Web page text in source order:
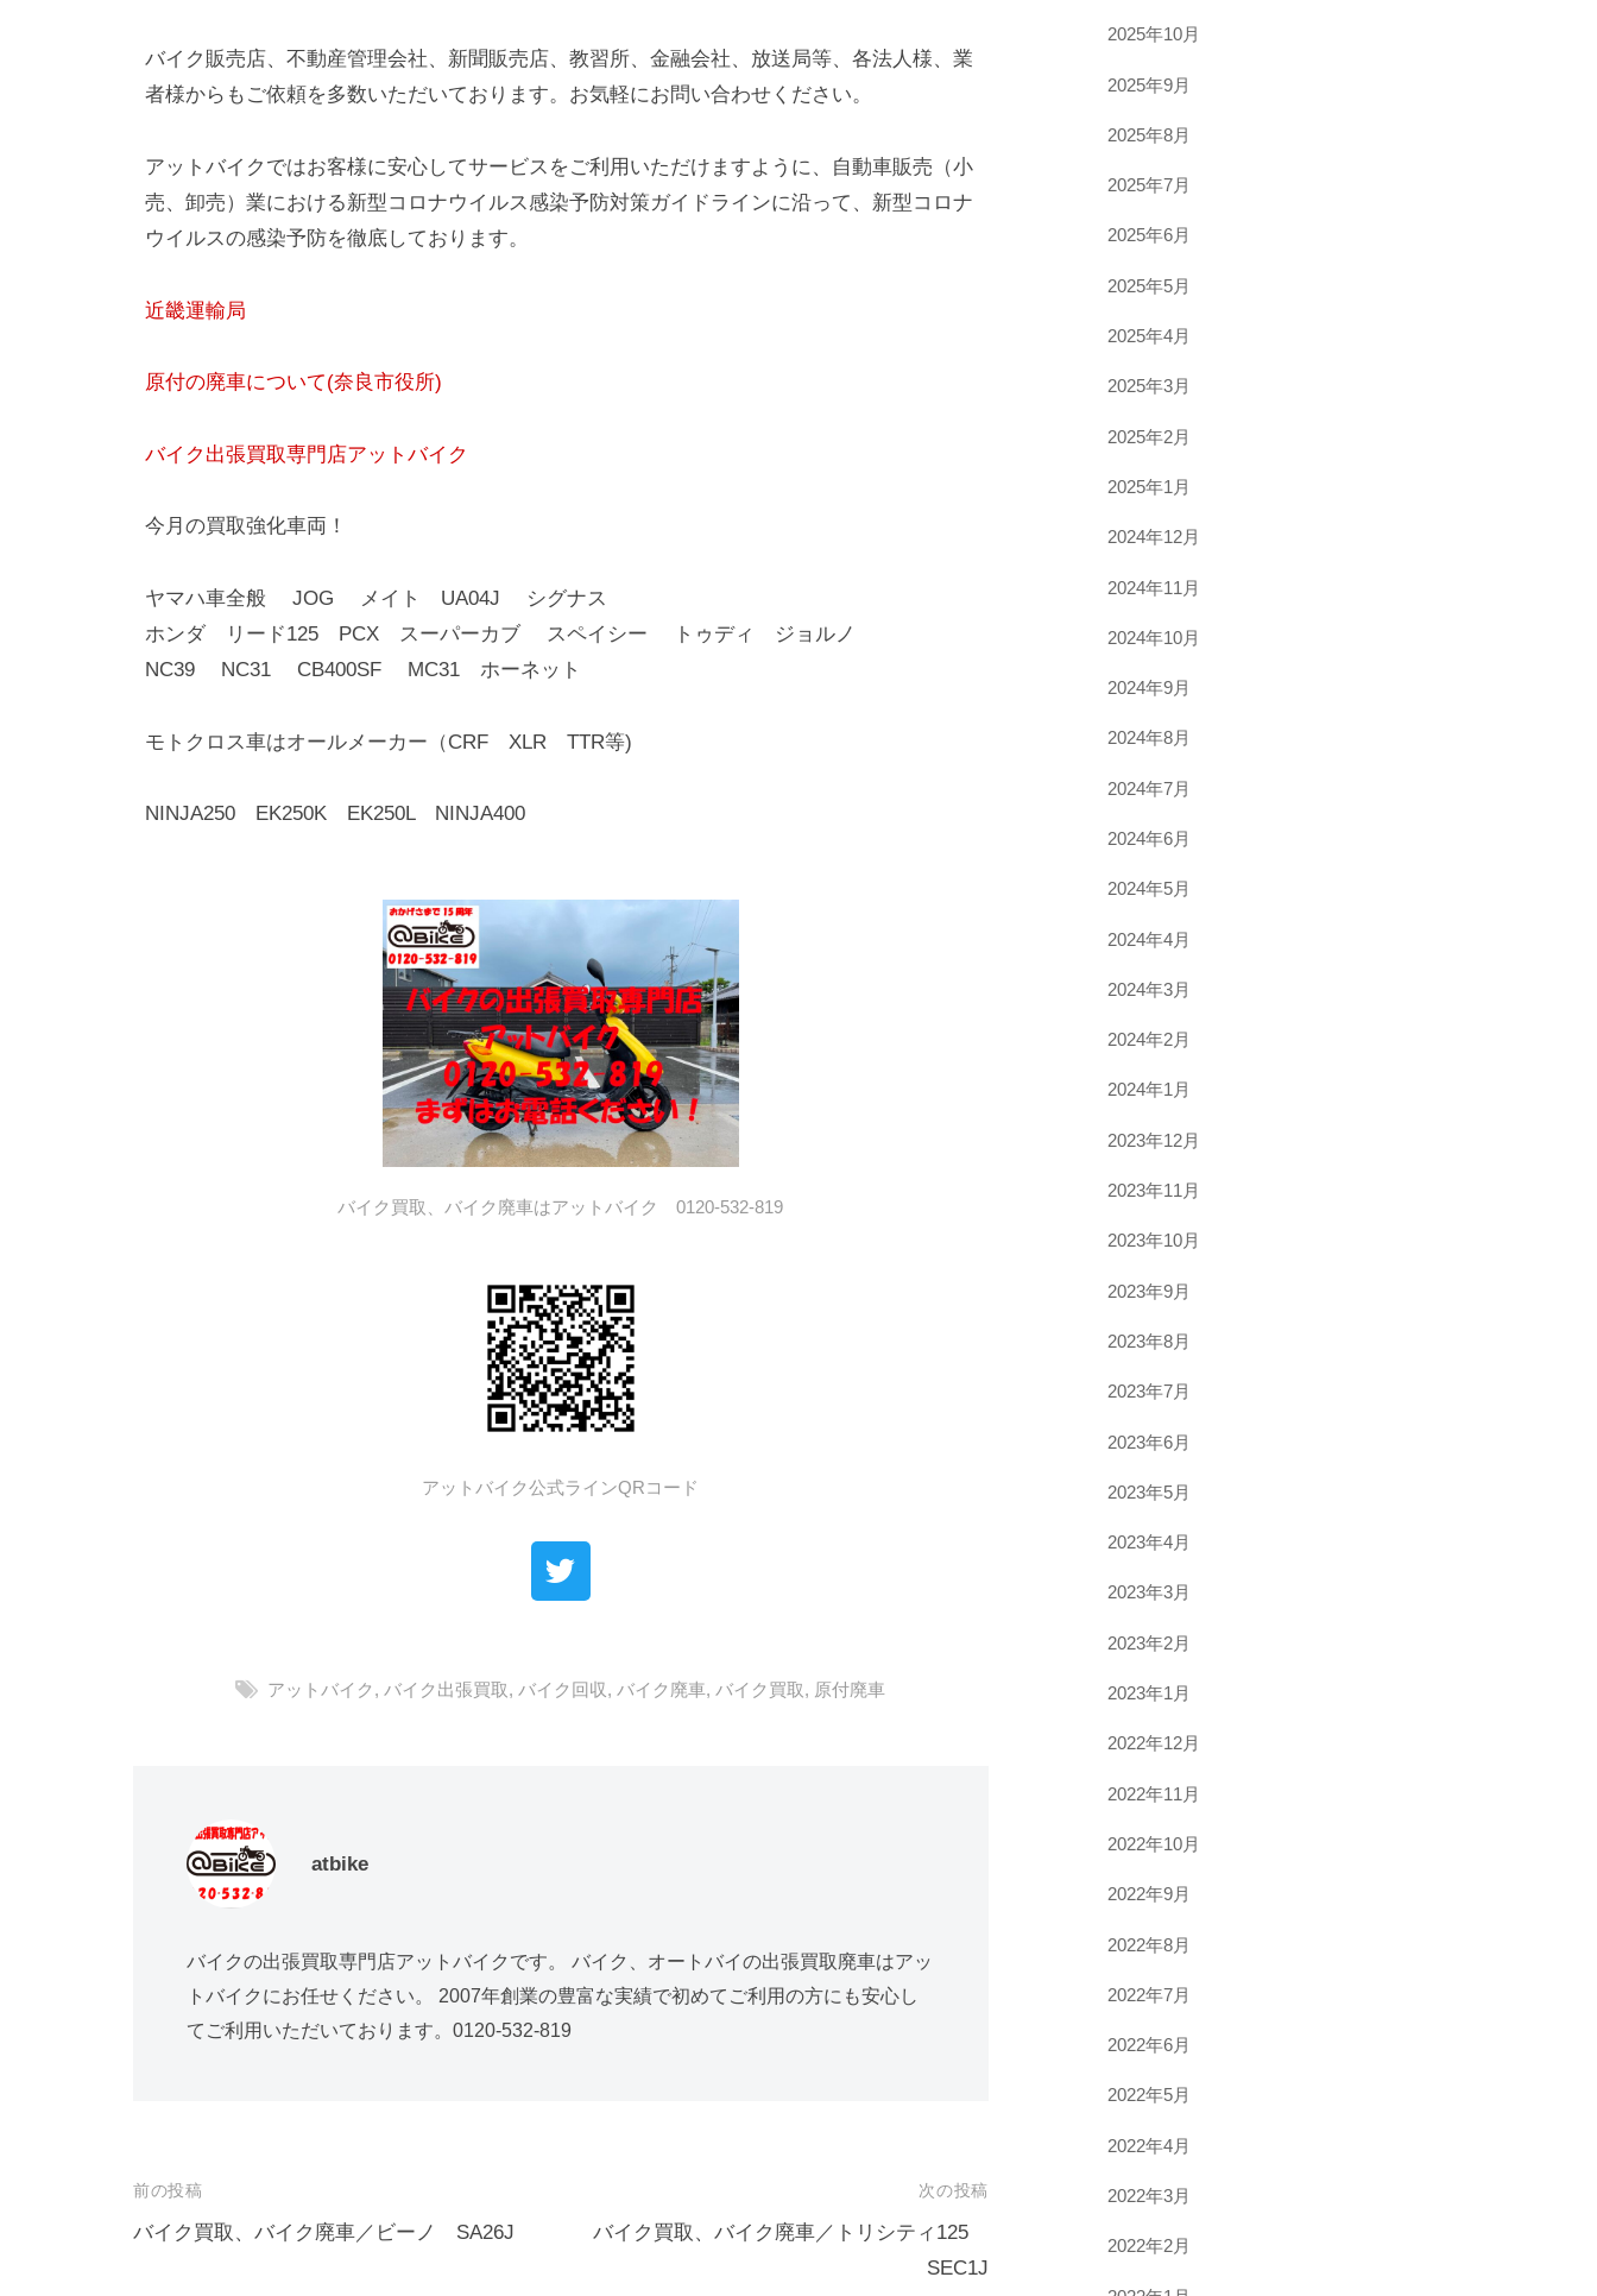
バイク販売店、不動産管理会社、新聞販売店、教習所、金融会社、放送局等、各法人様、業
者様からもご依頼を多数いただいております。お気軽にお問い合わせください。
アットバイクではお客様に安心してサービスをご利用いただけますように、自動車販売（小
売、卸売）業における新型コロナウイルス感染予防対策ガイドラインに沿って、新型コロナ
ウイルスの感染予防を徹底しております。
近畿運輸局
原付の廃車について(奈良市役所)
バイク出張買取専門店アットバイク
今月の買取強化車両！
ヤマハ車全般 JOG メイト UA04J シグナス
ホンダ リード125 PCX スーパーカブ スペイシー トゥディ ジョルノ
NC39 NC31 CB400SF MC31 ホーネット
モトクロス車はオールメーカー（CRF XLR TTR等)
NINJA250 EK250K EK250L NINJA400
バイク買取、バイク廃車はアットバイク 0120-532-819
アットバイク公式ラインQRコード
アットバイク , バイク出張買取, バイク回収, バイク廃車, バイク買取, 原付廃車
atbike
バイクの出張買取専門店アットバイクです。 バイク、オートバイの出張買取廃車はアッ
トバイクにお任せください。 2007年創業の豊富な実績で初めてご利用の方にも安心し
てご利用いただいております。0120-532-819
前の投稿
バイク買取、バイク廃車／ビーノ SA26J
次の投稿
バイク買取、バイク廃車／トリシティ125
SEC1J
2025年10月
2025年9月
2025年8月
2025年7月
2025年6月
2025年5月
2025年4月
2025年3月
2025年2月
2025年1月
2024年12月
2024年11月
2024年10月
2024年9月
2024年8月
2024年7月
2024年6月
2024年5月
2024年4月
2024年3月
2024年2月
2024年1月
2023年12月
2023年11月
2023年10月
2023年9月
2023年8月
2023年7月
2023年6月
2023年5月
2023年4月
2023年3月
2023年2月
2023年1月
2022年12月
2022年11月
2022年10月
2022年9月
2022年8月
2022年7月
2022年6月
2022年5月
2022年4月
2022年3月
2022年2月